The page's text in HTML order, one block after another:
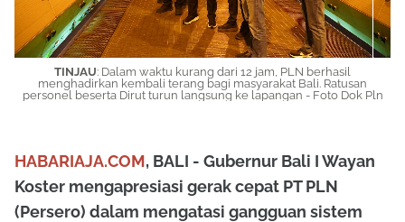
TINJAU: Dalam waktu kurang dari 12 jam, PLN berhasil
menghadirkan kembali terang bagi masyarakat Bali. Ratusan
personel beserta Dirut turun langsung ke lapangan - Foto Dok Pln
HABARIAJA.COM, BALI - Gubernur Bali I Wayan
Koster mengapresiasi gerak cepat PT PLN
(Persero) dalam mengatasi gangguan sistem